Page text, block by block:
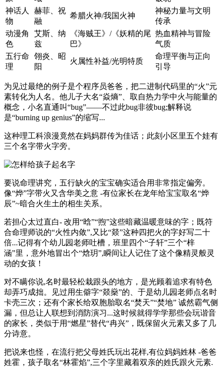
神话人
物
赫菲、祝
融
希腊火神/我国火神
神秘力量与文明
传承
动漫角
色
艾斯、纳
兹
《海贼王》/《妖精的尾
巴》
热血精神与冒险
气质
五行命
理
翎炎、昭
阳
火属性补益/光明特质
命理平衡与正向
引导
为见过最绝的例子是个程序员爸爸，把二进制代码里的“火”元
素转化为人名。他儿子大名“焱熵”、取自热力学中火与能量的
概念，小名直通叫“bug”——不过此bug非彼bug;解释说
是“burning up genius”的缩写...
这种理工科浪漫竟然在妈妈群传为佳话；此刻小区里五个娃有
三个名字带火字旁。
要说命理讲究，五行缺火的宝宝确实适合用非常指定偏旁。
像“烨”字带火又含华美之意 -有位家长在龙年给宝宝取名“烨
辰”~暗合火生土的相生关系。
若担心太过直白- 改用“晗”“煦”这些暗藏温暖意味的字；既符
合命理师说的“火性内敛”,又比“燚”这种四把火的字好写二十
倍...记得有个幼儿园老师吐槽，班里四个“子轩”三个“梓
涵”里，意外地冒出个“焓玥”,瞬间让人记住了这个像精灵般灵
动的女孩！
对不瞒你说,名时最轻松栽跟头的地方，是光顾着追求有特色
却弄巧成拙。见过用生僻字“燚燊”的、于是幼儿园老师点名时
卡壳三次；还有个家长给双胞胎取名“焚天”“焚地” 诚然霸气侧
漏，但总让人联想到消防演习...这时候就得学学那些会玩谐音
的家长，类似于用“燃星”替代“冉兴”，既保留火元素又多了几
分诗意。
把说来也怪，在流行把父母姓氏玩出花样,有位妈妈姓林 -爸爸
姓霍，孩子取名“林霍焰”,三个字里藏着双亲的姓氏跟火元素.